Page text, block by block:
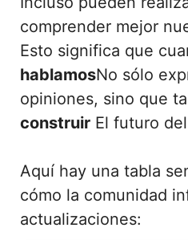
comprender mejor
Esto significa que
hablamosNo sólo
opiniones, sino que
construir El futuro
Aquí hay una tabla
cómo la comunidad
actualizaciones: